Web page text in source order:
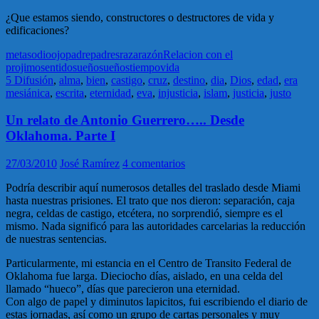
¿Que estamos siendo, constructores o destructores de vida y
edificaciones?
metasodioojopadrepadresrazarazónRelacion con el
projimosentidosueñosueñostiempovida
5 Difusión, alma, bien, castigo, cruz, destino, dia, Dios, edad, era
mesiánica, escrita, eternidad, eva, injusticia, islam, justicia, justo
Un relato de Antonio Guerrero….. Desde
Oklahoma. Parte I
27/03/2010 José Ramírez 4 comentarios
Podría describir aquí numerosos detalles del traslado desde Miami
hasta nuestras prisiones. El trato que nos dieron: separación, caja
negra, celdas de castigo, etcétera, no sorprendió, siempre es el
mismo. Nada significó para las autoridades carcelarias la reducción
de nuestras sentencias.
Particularmente, mi estancia en el Centro de Transito Federal de
Oklahoma fue larga. Dieciocho días, aislado, en una celda del
llamado “hueco”, días que parecieron una eternidad.
Con algo de papel y diminutos lapicitos, fui escribiendo el diario de
estas jornadas, así como un grupo de cartas personales y muy